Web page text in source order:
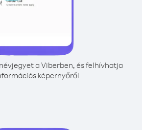
a Viberben, és felhívhatja
képernyőről